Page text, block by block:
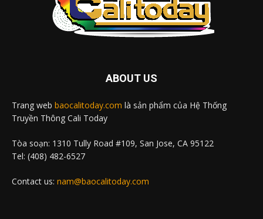
ABOUT US
Trang web baocalitoday.com là sản phẩm của Hệ Thống
Truyền Thông Cali Today
Tòa soạn: 1310 Tully Road #109, San Jose, CA 95122
Tel: (408) 482-6527
Contact us: nam@baocalitoday.com